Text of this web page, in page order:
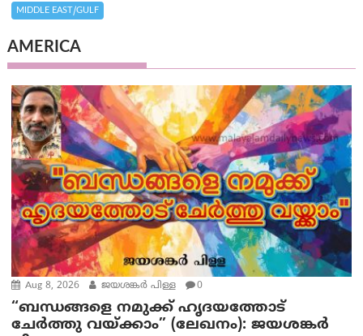
MIDDLE EAST/GULF
AMERICA
Aug 8, 2026 ജയശങ്കര്‍ പിള്ള 0
“ബന്ധങ്ങളെ നമുക്ക് ഹൃദയത്തോട്
ചേർത്തു വയ്ക്കാം” (ലേഖനം): ജയശങ്കര്‍